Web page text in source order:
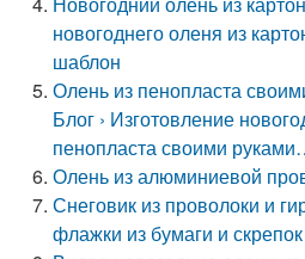
новогоднего оленя из
шаблон
Олень из пенопласта
Блог › Изготовление
пенопласта своими
Олень из алюминиевой
Снеговик из проволоки и
флажки из бумаги и